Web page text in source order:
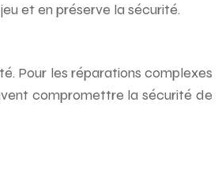
et en préserve la sécurité.
Pour les réparations complexes
compromettre la sécurité de